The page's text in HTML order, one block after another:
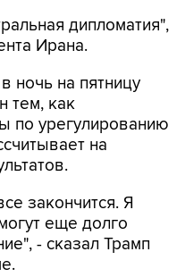
дипломатия",
Ирана.
ночь на пятницу
тем, как
по урегулированию
на
закончится. Я
еще долго
- сказал Трамп